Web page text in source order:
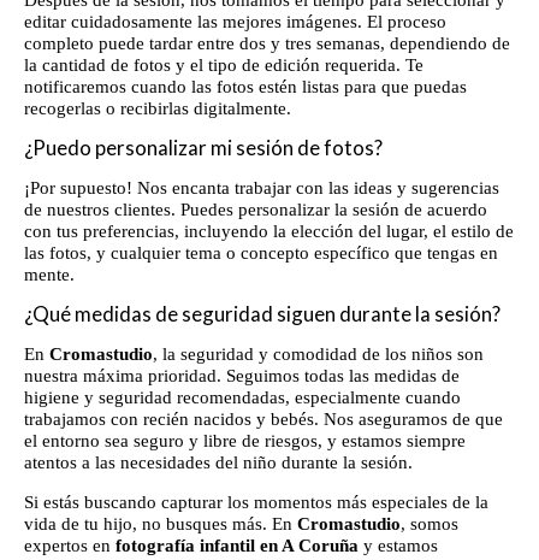
editar cuidadosamente las mejores imágenes. El proceso
completo puede tardar entre dos y tres semanas, dependiendo de
la cantidad de fotos y el tipo de edición requerida. Te
notificaremos cuando las fotos estén listas para que puedas
recogerlas o recibirlas digitalmente.
¿Puedo personalizar mi sesión de fotos?
¡Por supuesto! Nos encanta trabajar con las ideas y sugerencias
de nuestros clientes. Puedes personalizar la sesión de acuerdo
con tus preferencias, incluyendo la elección del lugar, el estilo de
las fotos, y cualquier tema o concepto específico que tengas en
mente.
¿Qué medidas de seguridad siguen durante la sesión?
En Cromastudio, la seguridad y comodidad de los niños son
nuestra máxima prioridad. Seguimos todas las medidas de
higiene y seguridad recomendadas, especialmente cuando
trabajamos con recién nacidos y bebés. Nos aseguramos de que
el entorno sea seguro y libre de riesgos, y estamos siempre
atentos a las necesidades del niño durante la sesión.
Si estás buscando capturar los momentos más especiales de la
vida de tu hijo, no busques más. En Cromastudio, somos
expertos en fotografía infantil en A Coruña y estamos